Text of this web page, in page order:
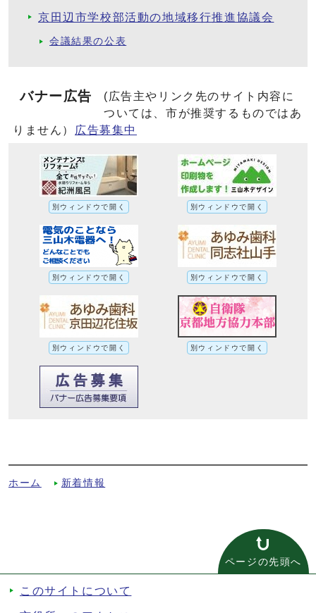
京田辺市学校部活動の地域移行推進協議会
会議結果の公表
バナー広告
(広告主やリンク先のサイト内容に
ついては、市が推奨するものではあ
りません）
広告募集中
別ウィンドウで開く 別ウィンドウで開く
別ウィンドウで開く 別ウィンドウで開く
別ウィンドウで開く 別ウィンドウで開く
ホーム 新着情報
ページの先頭へ
このサイトについて